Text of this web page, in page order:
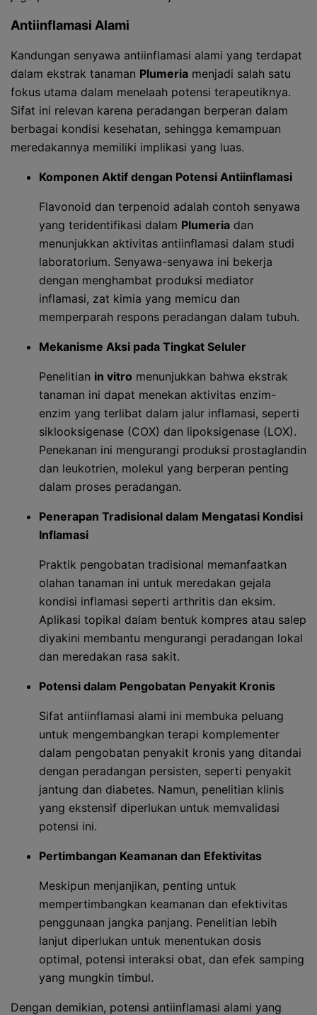
Antiinflamasi Alami
Kandungan senyawa antiinflamasi alami yang terdapat
dalam ekstrak tanaman Plumeria menjadi salah satu
fokus utama dalam menelaah potensi terapeutiknya.
Sifat ini relevan karena peradangan berperan dalam
berbagai kondisi kesehatan, sehingga kemampuan
meredakannya memiliki implikasi yang luas.
Komponen Aktif dengan Potensi Antiinflamasi
Flavonoid dan terpenoid adalah contoh senyawa
yang teridentifikasi dalam Plumeria dan
menunjukkan aktivitas antiinflamasi dalam studi
laboratorium. Senyawa-senyawa ini bekerja
dengan menghambat produksi mediator
inflamasi, zat kimia yang memicu dan
memperparah respons peradangan dalam tubuh.
Mekanisme Aksi pada Tingkat Seluler
Penelitian in vitro menunjukkan bahwa ekstrak
tanaman ini dapat menekan aktivitas enzim-
enzim yang terlibat dalam jalur inflamasi, seperti
siklooksigenase (COX) dan lipoksigenase (LOX).
Penekanan ini mengurangi produksi prostaglandin
dan leukotrien, molekul yang berperan penting
dalam proses peradangan.
Penerapan Tradisional dalam Mengatasi Kondisi
Inflamasi
Praktik pengobatan tradisional memanfaatkan
olahan tanaman ini untuk meredakan gejala
kondisi inflamasi seperti arthritis dan eksim.
Aplikasi topikal dalam bentuk kompres atau salep
diyakini membantu mengurangi peradangan lokal
dan meredakan rasa sakit.
Potensi dalam Pengobatan Penyakit Kronis
Sifat antiinflamasi alami ini membuka peluang
untuk mengembangkan terapi komplementer
dalam pengobatan penyakit kronis yang ditandai
dengan peradangan persisten, seperti penyakit
jantung dan diabetes. Namun, penelitian klinis
yang ekstensif diperlukan untuk memvalidasi
potensi ini.
Pertimbangan Keamanan dan Efektivitas
Meskipun menjanjikan, penting untuk
mempertimbangkan keamanan dan efektivitas
penggunaan jangka panjang. Penelitian lebih
lanjut diperlukan untuk menentukan dosis
optimal, potensi interaksi obat, dan efek samping
yang mungkin timbul.
Dengan demikian, potensi antiinflamasi alami yang